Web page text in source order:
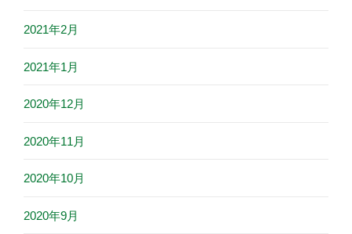
2021年2月
2021年1月
2020年12月
2020年11月
2020年10月
2020年9月